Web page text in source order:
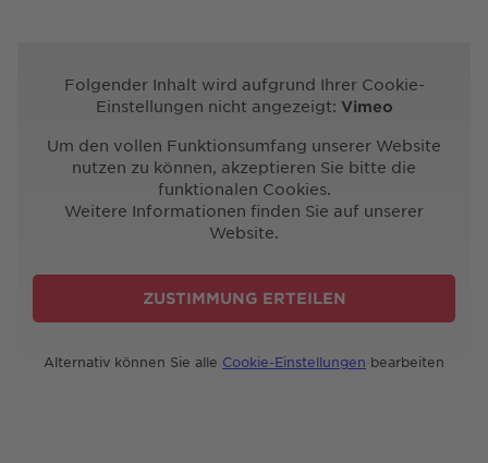
Folgender Inhalt wird aufgrund Ihrer Cookie-
Einstellungen nicht angezeigt: Vimeo
Um den vollen Funktionsumfang unserer Website
nutzen zu können, akzeptieren Sie bitte die
funktionalen Cookies.
Weitere Informationen finden Sie auf unserer
Website.
ZUSTIMMUNG ERTEILEN
Alternativ können Sie alle Cookie-Einstellungen bearbeiten